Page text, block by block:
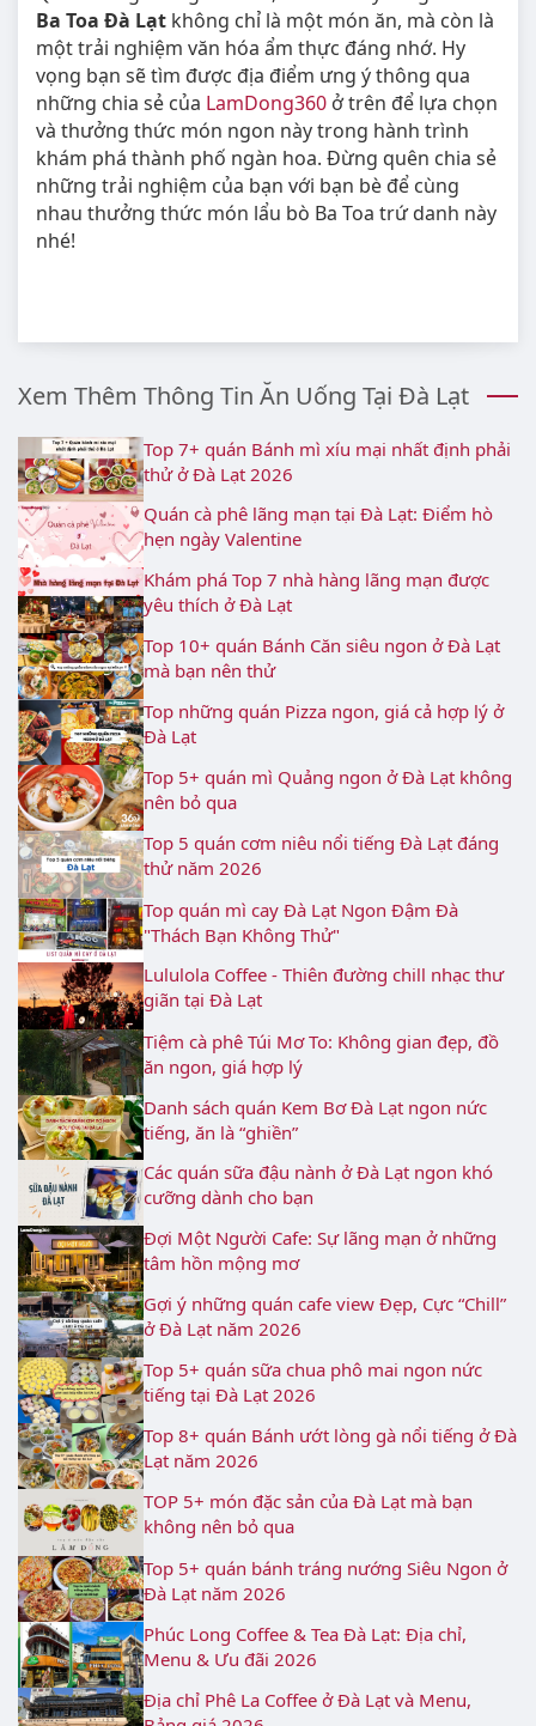
Ba Toa Đà Lạt không chỉ là một món ăn, mà còn là
một trải nghiệm văn hóa ẩm thực đáng nhớ. Hy
vọng bạn sẽ tìm được địa điểm ưng ý thông qua
những chia sẻ của LamDong360 ở trên để lựa chọn
và thưởng thức món ngon này trong hành trình
khám phá thành phố ngàn hoa. Đừng quên chia sẻ
những trải nghiệm của bạn với bạn bè để cùng
nhau thưởng thức món lẩu bò Ba Toa trứ danh này
nhé!
Xem Thêm Thông Tin Ăn Uống Tại Đà Lạt
Top 7+ quán Bánh mì xíu mại nhất định phải
thử ở Đà Lạt 2026
Quán cà phê lãng mạn tại Đà Lạt: Điểm hò
hẹn ngày Valentine
Khám phá Top 7 nhà hàng lãng mạn được
yêu thích ở Đà Lạt
Top 10+ quán Bánh Căn siêu ngon ở Đà Lạt
mà bạn nên thử
Top những quán Pizza ngon, giá cả hợp lý ở
Đà Lạt
Top 5+ quán mì Quảng ngon ở Đà Lạt không
nên bỏ qua
Top 5 quán cơm niêu nổi tiếng Đà Lạt đáng
thử năm 2026
Top quán mì cay Đà Lạt Ngon Đậm Đà
"Thách Bạn Không Thử"
Lululola Coffee - Thiên đường chill nhạc thư
giãn tại Đà Lạt
Tiệm cà phê Túi Mơ To: Không gian đẹp, đồ
ăn ngon, giá hợp lý
Danh sách quán Kem Bơ Đà Lạt ngon nức
tiếng, ăn là “ghiền”
Các quán sữa đậu nành ở Đà Lạt ngon khó
cưỡng dành cho bạn
Đợi Một Người Cafe: Sự lãng mạn ở những
tâm hồn mộng mơ
Gợi ý những quán cafe view Đẹp, Cực “Chill”
ở Đà Lạt năm 2026
Top 5+ quán sữa chua phô mai ngon nức
tiếng tại Đà Lạt 2026
Top 8+ quán Bánh ướt lòng gà nổi tiếng ở Đà
Lạt năm 2026
TOP 5+ món đặc sản của Đà Lạt mà bạn
không nên bỏ qua
Top 5+ quán bánh tráng nướng Siêu Ngon ở
Đà Lạt năm 2026
Phúc Long Coffee & Tea Đà Lạt: Địa chỉ,
Menu & Ưu đãi 2026
Địa chỉ Phê La Coffee ở Đà Lạt và Menu,